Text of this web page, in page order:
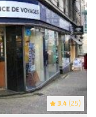
3.4 (25)